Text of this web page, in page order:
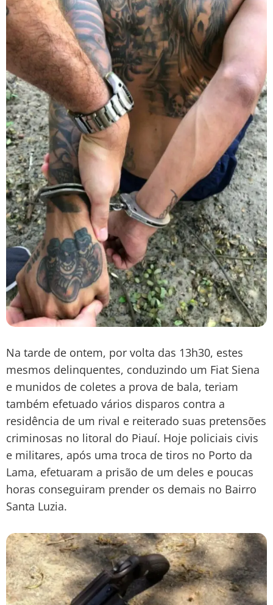
Na tarde de ontem, por volta das 13h30, estes
mesmos delinquentes, conduzindo um Fiat Siena
e munidos de coletes a prova de bala, teriam
também efetuado vários disparos contra a
residência de um rival e reiterado suas pretensões
criminosas no litoral do Piauí. Hoje policiais civis
e militares, após uma troca de tiros no Porto da
Lama, efetuaram a prisão de um deles e poucas
horas conseguiram prender os demais no Bairro
Santa Luzia.